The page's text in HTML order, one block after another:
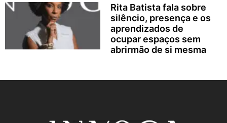
Rita Batista fala sobre
silêncio, presença e os
aprendizados de
ocupar espaços sem
abrirmão de si mesma